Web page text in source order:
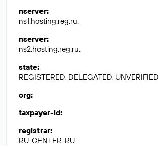
nserver:
ns1.hosting.reg.ru.
nserver:
ns2.hosting.reg.ru.
state:
REGISTERED, DELEGATED, UNVERIFIED
org:
taxpayer-id:
registrar:
RU-CENTER-RU